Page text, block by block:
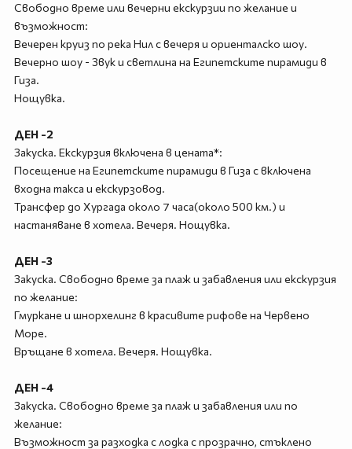
Свободно време или вечерни екскурзии по желание и
възможност:
Вечерен круиз по река Нил с вечеря и ориенталско шоу.
Вечерно шоу - Звук и светлина на Египетските пирамиди в
Гиза.
Нощувка.
ДЕН -2
Закуска. Екскурзия включена в цената*:
Посещение на Египетските пирамиди в Гиза с включена
входна такса и екскурзовод.
Трансфер до Хургада около 7 часа(около 500 км.) и
настаняване в хотела. Вечеря. Нощувка.
ДЕН -3
Закуска. Свободно време за плаж и забавления или екскурзия
по желание:
Гмуркане и шнорхелинг в красивите рифове на Червено
Море.
Връщане в хотела. Вечеря. Нощувка.
ДЕН -4
Закуска. Свободно време за плаж и забавления или по
желание:
Възможност за разходка с лодка с прозрачно, стъклено